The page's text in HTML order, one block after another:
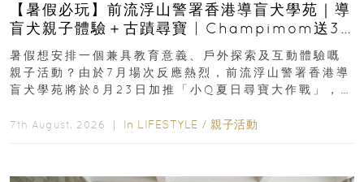
【暑假必玩】前流浮山警署香港導盲犬學苑｜導
盲犬親子體驗＋古蹟尋寶 | Champimom送3
組免費名額
暑假想安排一個兼具教育意義、戶外探索及互動體驗嘅
親子活動？由於7月場次反應熱烈，前流浮山警署香港導
盲犬學苑將於8月23日加推「小Q夏日尋寶大作戰」，家
7th August, 2026 ｜ In LIFESTYLE / 親子活動